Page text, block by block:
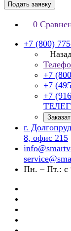
Подать заявку
0
+7 (800)
+7
+7
+7
г.
8, офис 215
Пн. – Пт.: с